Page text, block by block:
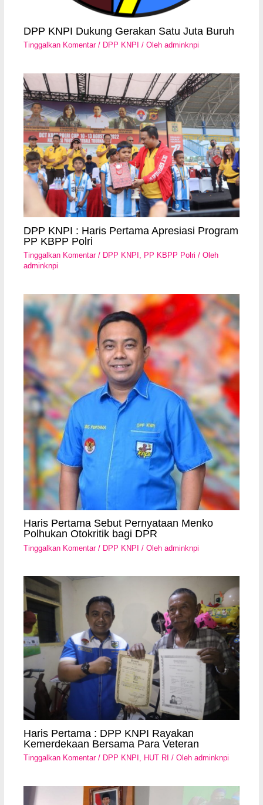
DPP KNPI Dukung Gerakan Satu Juta Buruh
Tinggalkan Komentar / DPP KNPI / Olehadminknpi
DPP KNPI : Haris Pertama Apresiasi Program
PP KBPP Polri
Tinggalkan Komentar / DPP KNPI , PP KBPP Polri / Oleh
adminknpi
Haris Pertama Sebut Pernyataan Menko
Polhukan Otokritik bagi DPR
Tinggalkan Komentar / DPP KNPI / Olehadminknpi
Haris Pertama : DPP KNPI Rayakan
Kemerdekaan Bersama Para Veteran
Tinggalkan Komentar / DPP KNPI , HUT RI / Olehadminknpi